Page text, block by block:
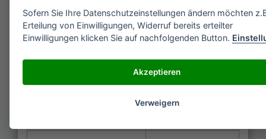
Ideal als Leckerli z. B. im
Fummelbrett
Katzen mit
Zahnproblemen
könnten
Schmerzen
bekommen
Sofern Sie Ihre Datenschutzeinstellungen ändern möchten
Erteilung von Einwilligungen, Widerruf bereits erteilter
Einwilligungen klicken Sie auf nachfolgenden Button.
Akzeptieren
Verweigern